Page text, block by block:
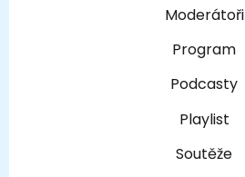
Moderátoři
Program
Podcasty
Playlist
Soutěže